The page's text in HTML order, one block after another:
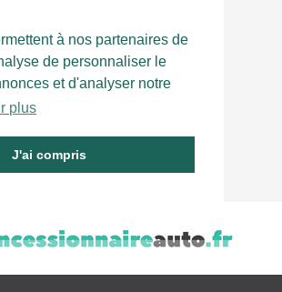
à nos partenaires de
de personnaliser le
et d'analyser notre
plus
J'ai compris